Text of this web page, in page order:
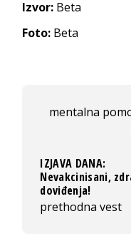
Izvor: Beta
Foto: Beta
mentalna
IZJAVA DANA:
Nevakcinisani,
doviđenja!
prethodna vest